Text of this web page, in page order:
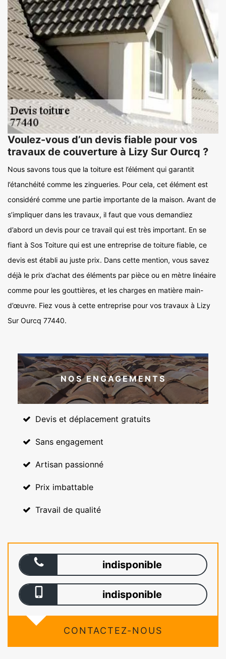
Voulez-vous d’un devis fiable pour vos
travaux de couverture à Lizy Sur Ourcq ?
Nous savons tous que la toiture est l’élément qui garantit
l’étanchéité comme les zingueries. Pour cela, cet élément est
considéré comme une partie importante de la maison. Avant de
s’impliquer dans les travaux, il faut que vous demandiez
d’abord un devis pour ce travail qui est très important. En se
fiant à Sos Toiture qui est une entreprise de toiture fiable, ce
devis est établi au juste prix. Dans cette mention, vous savez
déjà le prix d’achat des éléments par pièce ou en mètre linéaire
comme pour les gouttières, et les charges en matière main-
d’œuvre. Fiez vous à cette entreprise pour vos travaux à Lizy
Sur Ourcq 77440.
NOS ENGAGEMENTS
Devis et déplacement gratuits
Sans engagement
Artisan passionné
Prix imbattable
Travail de qualité
indisponible
indisponible
CONTACTEZ-NOUS